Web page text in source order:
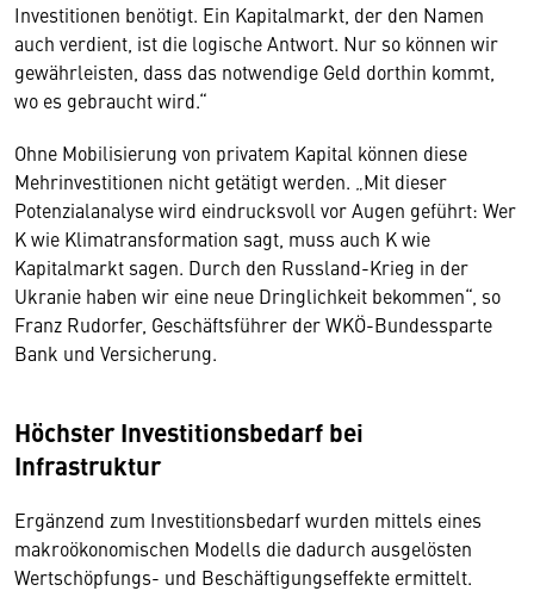
Investitionen benötigt. Ein Kapitalmarkt, der den Namen
auch verdient, ist die logische Antwort. Nur so können wir
gewährleisten, dass das notwendige Geld dorthin kommt,
wo es gebraucht wird.“
Ohne Mobilisierung von privatem Kapital können diese
Mehrinvestitionen nicht getätigt werden. „Mit dieser
Potenzialanalyse wird eindrucksvoll vor Augen geführt: Wer
K wie Klimatransformation sagt, muss auch K wie
Kapitalmarkt sagen. Durch den Russland-Krieg in der
Ukranie haben wir eine neue Dringlichkeit bekommen“, so
Franz Rudorfer, Geschäftsführer der WKÖ-Bundessparte
Bank und Versicherung.
Höchster Investitionsbedarf bei
Infrastruktur
Ergänzend zum Investitionsbedarf wurden mittels eines
makroökonomischen Modells die dadurch ausgelösten
Wertschöpfungs- und Beschäftigungseffekte ermittelt.